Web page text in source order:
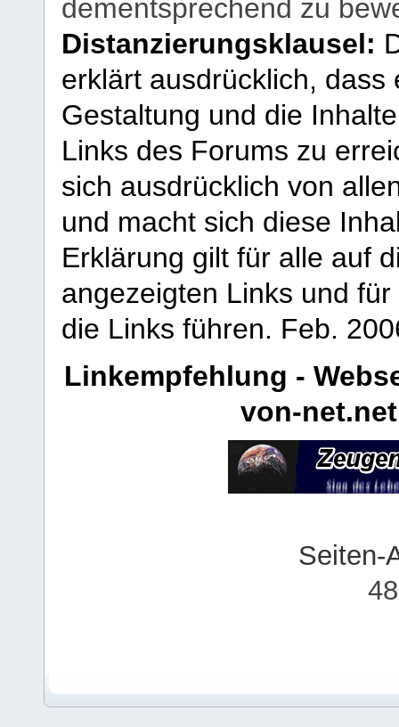
dementsprechend zu
Distanzierungsklausel:
erklärt ausdrücklich,
Gestaltung und die
Links des Forums zu
sich ausdrücklich von
und macht sich diese
Erklärung gilt für alle auf
angezeigten Links und
die Links führen. Feb.
Linkempfehlung -
von-net.net
Seiten-